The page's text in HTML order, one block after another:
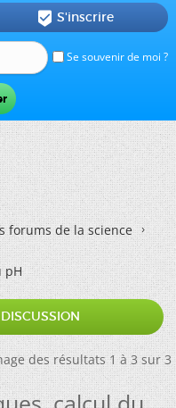
Se souvenir de moi ?
 S'inscrire
forums de la science
pH
des résultats 1 à 3 sur 3